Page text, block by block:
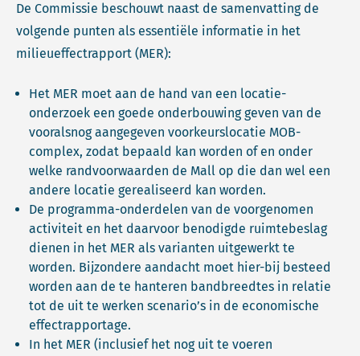
De Commissie beschouwt naast de samenvatting de
volgende punten als essentiële informatie in het
milieueffectrapport (MER):
Het MER moet aan de hand van een locatie-
onderzoek een goede onderbouwing geven van de
vooralsnog aangegeven voorkeurslocatie MOB-
complex, zodat bepaald kan worden of en onder
welke randvoorwaarden de Mall op die dan wel een
andere locatie gerealiseerd kan worden.
De programma-onderdelen van de voorgenomen
activiteit en het daarvoor benodigde ruimtebeslag
dienen in het MER als varianten uitgewerkt te
worden. Bijzondere aandacht moet hier-bij besteed
worden aan de te hanteren bandbreedtes in relatie
tot de uit te werken scenario’s in de economische
effectrapportage.
In het MER (inclusief het nog uit te voeren